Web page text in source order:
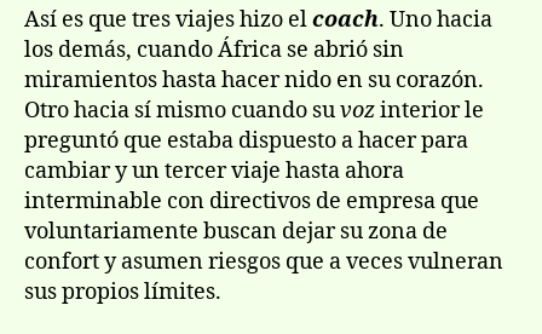
Así es que tres viajes hizo elcoach. Uno hacia
los demás, cuando África se abrió sin
miramientos hasta hacer nido en su corazón.
Otro hacia sí mismo cuando suvozinterior le
preguntó que estaba dispuesto a hacer para
cambiar y un tercer viaje hasta ahora
interminable con directivos de empresa que
voluntariamente buscan dejar su zona de
confort y asumen riesgos que a veces vulneran
sus propios límites.